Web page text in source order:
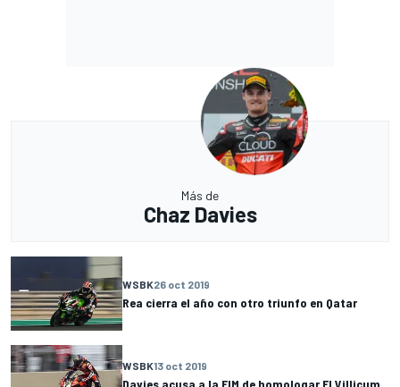
Más de
Chaz Davies
WSBK26 oct 2019
Rea cierra el año con otro triunfo en Qatar
WSBK13 oct 2019